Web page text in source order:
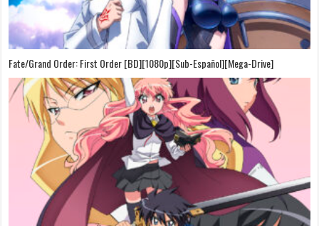
Fate/Grand Order: First Order [BD][1080p][Sub-Español][Mega-Drive]